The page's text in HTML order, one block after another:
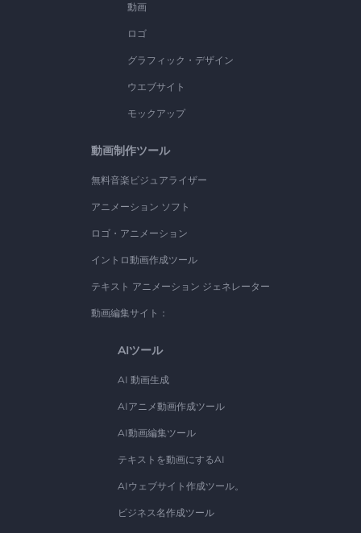
動画
ロゴ
グラフィック・デザイン
ウエブサイト
モックアップ
動画制作ツール
無料音楽ビジュアライザー
アニメーション ソフト
ロゴ・アニメーション
イントロ動画作成ツール
テキスト アニメーション ジェネレーター
動画編集サイト：
AIツール
AI 動画生成
AIアニメ動画作成ツール
AI動画編集ツール
テキストを動画にするAI
AIウェブサイト作成ツール。
ビジネス名作成ツール